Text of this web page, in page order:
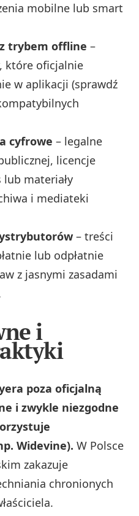
mobilne lub smart
trybem offline –
które oficjalnie
w aplikacji (sprawdź
cyfrowe – legalne
licencje
lub materiały
i mediateki
– treści
lub odpłatnie
z jasnymi zasadami
i
poza oficjalną
i zwykle niezgodne
Widevine). W Polsce
zakazuje
chronionych